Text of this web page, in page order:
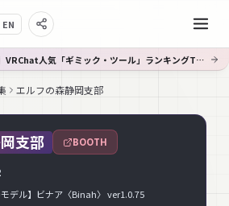
EN
【2026年6月】VRChat人気「ギミック・ツール」ランキングTOP10｜Booth傾向分析
エルフの森静岡支部
支部 BOOTH
モデル】ビナア〈Binah〉 ver1.0.75